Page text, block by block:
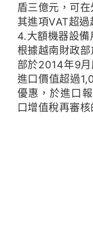
盾三億元，可
其進項VAT超過
4.大額機器設備
根據越南財政
部於2014年9
進口價值超過
優惠，於進口
口增值稅再審核